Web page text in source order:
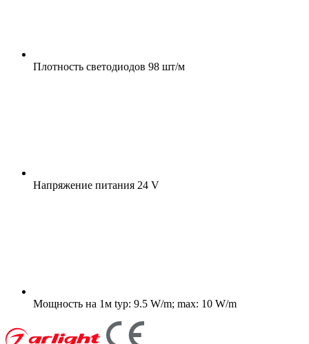
Плотность светодиодов 98 шт/м
Напряжение питания 24 V
Мощность на 1м typ: 9.5 W/m; max: 10 W/m